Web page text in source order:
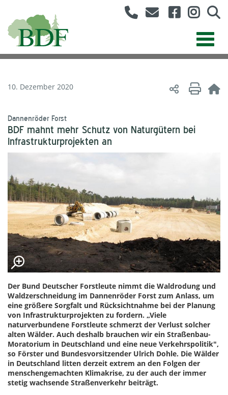
10. Dezember 2020
Dannenröder Forst
BDF mahnt mehr Schutz von Naturgütern bei
Infrastrukturprojekten an
Der Bund Deutscher Forstleute nimmt die Waldrodung und
Waldzerschneidung im Dannenröder Forst zum Anlass, um
eine größere Sorgfalt und Rücksichtnahme bei der Planung
von Infrastrukturprojekten zu fordern. „Viele
naturverbundene Forstleute schmerzt der Verlust solcher
alten Wälder. Auch deshalb brauchen wir ein Straßenbau-
Moratorium in Deutschland und eine neue Verkehrspolitik",
so Förster und Bundesvorsitzender Ulrich Dohle. Die Wälder
in Deutschland litten derzeit extrem an den Folgen der
menschengemachten Klimakrise, zu der auch der immer
stetig wachsende Straßenverkehr beiträgt.